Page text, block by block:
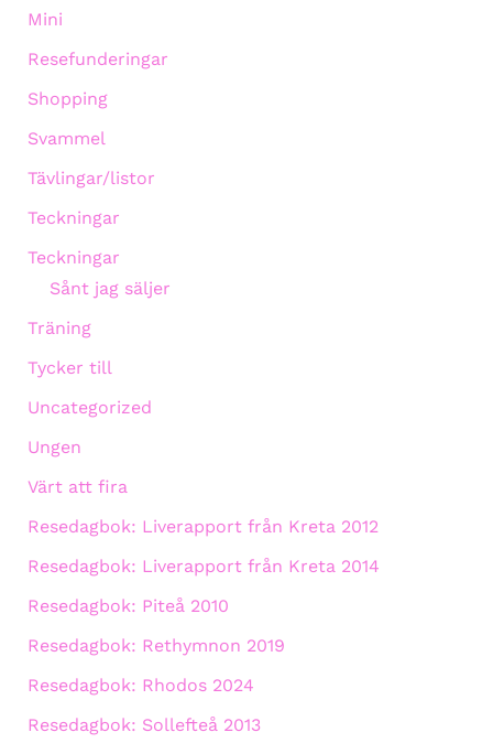
Mini
Resefunderingar
Shopping
Svammel
Tävlingar/listor
Teckningar
Teckningar
Sånt jag säljer
Träning
Tycker till
Uncategorized
Ungen
Värt att fira
Resedagbok: Liverapport från Kreta 2012
Resedagbok: Liverapport från Kreta 2014
Resedagbok: Piteå 2010
Resedagbok: Rethymnon 2019
Resedagbok: Rhodos 2024
Resedagbok: Sollefteå 2013